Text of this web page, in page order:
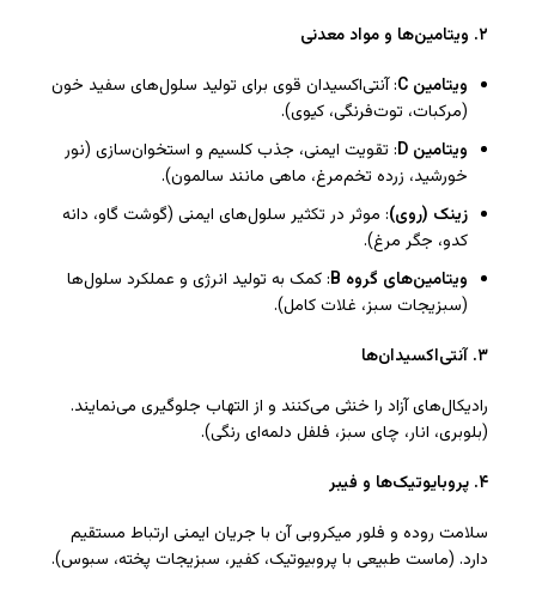
۲. ویتامین‌ها و مواد معدنی
ویتامین
: آنتی‌اکسیدان قوی برای تولید سلول‌های سفید خون
(مرکبات، توت‌فرنگی، کیوی).
ویتامین
: تقویت ایمنی، جذب کلسیم و استخوان‌سازی (نور
خورشید، زرده تخم‌مرغ، ماهی مانند سالمون).
زینک (روی): موثر در تکثیر سلول‌های ایمنی (گوشت گاو، دانه
کدو، جگر مرغ).
ویتامین‌های گروه
: کمک به تولید انرژی و عملکرد سلول‌ها
(سبزیجات سبز، غلات کامل).
۳.آنتی‌اکسیدان‌ها
رادیکال‌های آزاد را خنثی می‌کنند و از التهاب جلوگیری می‌نمایند.
(بلوبری، انار، چای سبز، فلفل دلمه‌ای رنگی).
۴. پروبایوتیک‌ها و فیبر
سلامت روده و فلور میکروبی آن با جریان ایمنی ارتباط مستقیم
دارد. (ماست طبیعی با پروبیوتیک، کفیر، سبزیجات پخته، سبوس).